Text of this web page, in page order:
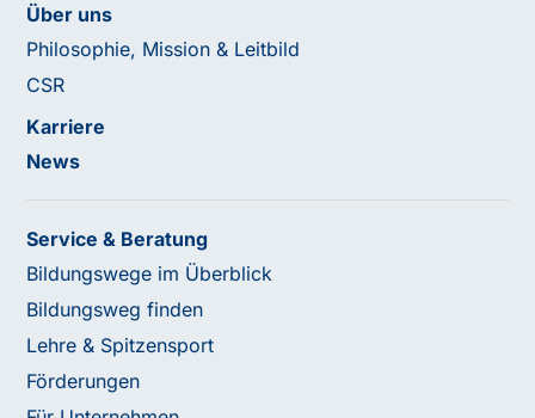
Über uns
Philosophie, Mission & Leitbild
CSR
Karriere
News
Service & Beratung
Bildungswege im Überblick
Bildungsweg finden
Lehre & Spitzensport
Förderungen